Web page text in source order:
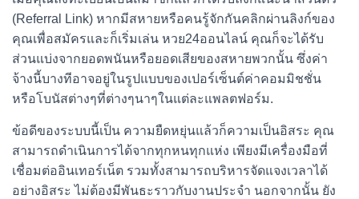
(Referral Link) หากมีสหายหรือคนรู้จักกันคลิกผ่านลิงก์ของ
คุณเพื่อสมัครและก็เริ่มเล่น หวย24ออนไลน์ คุณก็จะได้รับ
ส่วนแบ่งจากยอดพนันหรือยอดเสียของสหายพวกนั้น ซึ่งค่า
จ้างนี้บางทีอาจอยู่ในรูปแบบของเปอร์เซ็นต์ค่าคอมมิชชั่น
หรือโบนัสต่างๆที่ต่างๆนาๆในแต่ละแพลตฟอร์ม.
ข้อดีของระบบนี้เป็น ความยืดหยุ่นแล้วก็ความเป็นอิสระ คุณ
สามารถดำเนินการได้จากทุกหนทุกแห่ง เพียงมีเครื่องมือที่
เชื่อมต่ออินเทอร์เน็ต รวมทั้งสามารถบริหารจัดแจงเวลาได้
อย่างอิสระ ไม่ต้องมีพันธะราวกับงานประจำ นอกจากนั้น ยัง